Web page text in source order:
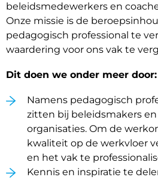
beleidsmedewerkers en
Onze missie is de
pedagogisch professional te
waardering voor ons vak te
Dit doen we onder meer door:
Namens pedagogisch
zitten bij beleidsmakers
organisaties. Om de
kwaliteit op de werkvloer
en het vak te
Kennis en inspiratie te